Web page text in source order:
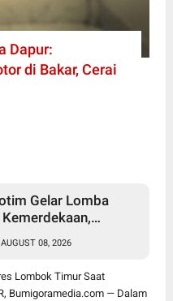
Dapur:
di Bakar, Cerai
Gelar Lomba
Pererat Sinergi
Polri, dan Pemda
AUGUST 08, 2026
Lombok Timur Saat
Bumigoramedia.com — Dalam